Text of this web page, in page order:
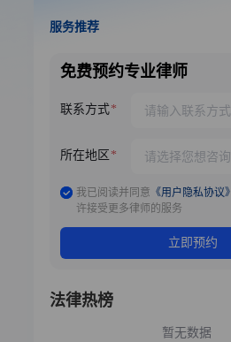
服务推荐
免费预约专业律师
联系方式
所在地区
我已阅读并同意 《用户隐私协议》
许接受更多律师的服务
立即预约
法律热榜
暂无数据